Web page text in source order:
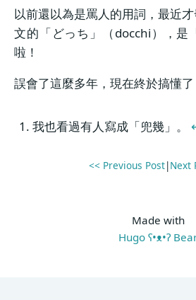
以前還以為是罵人的用詞，最近
文的「どっち」（docchi），是
啦！
誤會了這麼多年，現在終於搞懂
我也看過有人寫成「兜幾」。
<< Previous Post|Next
Made with
Hugo ʕ•ᴥ•ʔ